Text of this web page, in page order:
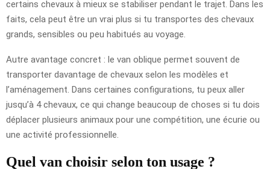
certains chevaux à mieux se stabiliser pendant le trajet. Dans les
faits, cela peut être un vrai plus si tu transportes des chevaux
grands, sensibles ou peu habitués au voyage.
Autre avantage concret : le van oblique permet souvent de
transporter davantage de chevaux selon les modèles et
l’aménagement. Dans certaines configurations, tu peux aller
jusqu’à 4 chevaux, ce qui change beaucoup de choses si tu dois
déplacer plusieurs animaux pour une compétition, une écurie ou
une activité professionnelle.
Quel van choisir selon ton usage ?